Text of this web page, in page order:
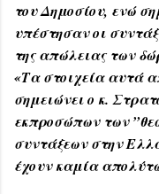
του Δημοσίου, ενώ
υπέστησαν οι
της απώλειας των
«Τα στοιχεία αυτά
σημειώνει ο κ.
εκπροσώπων των
συντάξεων στην
έχουν καμία